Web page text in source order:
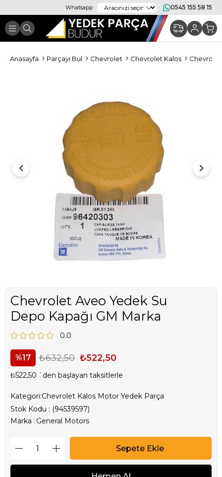
Whatsapp 0545 155 58 15
Anasayfa Parçayı Bul Chevrolet Chevrolet Kalos
Chevrolet Aveo Yedek Su
Depo Kapağı GM Marka
0.0
17 ₺632,50 ₺522,50
₺522,50 `den başlayan taksitlerle
Kategori:Chevrolet Kalos Motor Yedek Parça
Stok Kodu
(94539597)
Marka : General Motors